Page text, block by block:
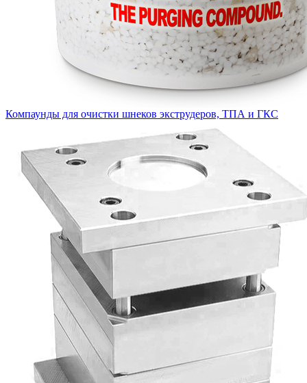
Компаунды для очистки шнеков экструдеров, ТПА и ГКС